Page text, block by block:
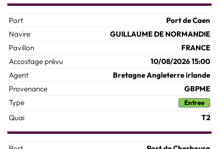
Port de Caen
GUILLAUME DE NORMANDIE
FRANCE
10/08/2026 15:00
Bretagne Angleterre irlande
GBPME
Entree
T2